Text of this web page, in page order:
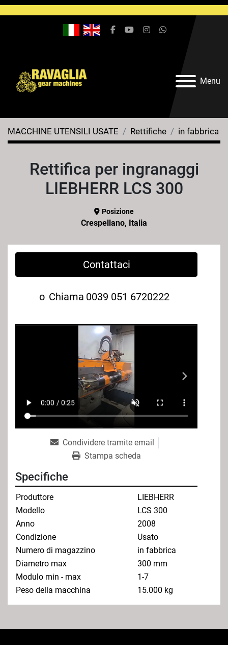
Menu
facebookyoutubeinstagramwhatsapp
MACCHINE UTENSILI USATE Rettifiche in fabbrica
Rettifica per ingranaggi
LIEBHERR LCS 300
Posizione
Crespellano, Italia
Contattaci
o Chiama 0039 051 6720222
Condividere tramite email
Stampa scheda
Specifiche
Produttore
LIEBHERR
Modello
LCS 300
Anno
2008
Condizione
Usato
Numero di magazzino
in fabbrica
Diametro max
300 mm
Modulo min - max
1-7
Peso della macchina
15.000 kg